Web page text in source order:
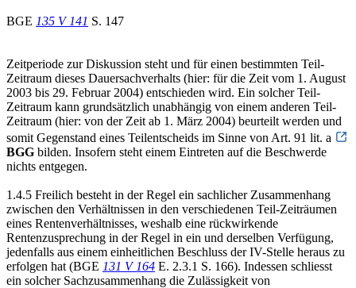
BGE 135 V 141 S. 147
Zeitperiode zur Diskussion steht und für einen bestimmten Teil-
Zeitraum dieses Dauersachverhalts (hier: für die Zeit vom 1. August
2003 bis 29. Februar 2004) entschieden wird. Ein solcher Teil-
Zeitraum kann grundsätzlich unabhängig von einem anderen Teil-
Zeitraum (hier: von der Zeit ab 1. März 2004) beurteilt werden und
somit Gegenstand eines Teilentscheids im Sinne von Art. 91 lit. a
BGG bilden. Insofern steht einem Eintreten auf die Beschwerde
nichts entgegen.
1.4.5 Freilich besteht in der Regel ein sachlicher Zusammenhang
zwischen den Verhältnissen in den verschiedenen Teil-Zeiträumen
eines Rentenverhältnisses, weshalb eine rückwirkende
Rentenzusprechung in der Regel in ein und derselben Verfügung,
jedenfalls aus einem einheitlichen Beschluss der IV-Stelle heraus zu
erfolgen hat (BGE 131 V 164 E. 2.3.1 S. 166). Indessen schliesst
ein solcher Sachzusammenhang die Zulässigkeit von